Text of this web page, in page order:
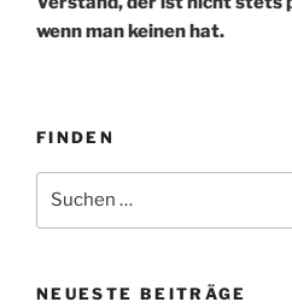
wenn man keinen hat.
FINDEN
nach:
NEUESTE BEITRÄGE